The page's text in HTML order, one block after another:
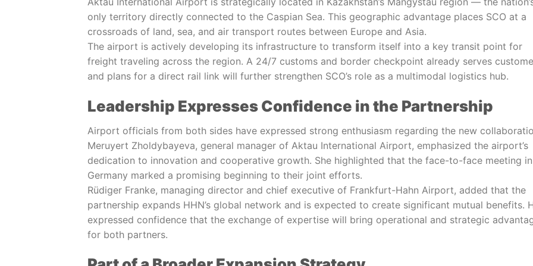
only territory directly connected to the Caspian Sea. This geographic advantage places SCO at a
crossroads of land, sea, and air transport routes between Europe and Asia.
The airport is actively developing its infrastructure to transform itself into a key transit point for
freight traveling across the region. A 24/7 customs and border checkpoint already serves
and plans for a direct rail link will further strengthen SCO’s role as a multimodal logistics hub.
Leadership Expresses Confidence in the Partnership
Airport officials from both sides have expressed strong enthusiasm regarding the new
Meruyert Zholdybayeva, general manager of Aktau International Airport, emphasized the airport’s
dedication to innovation and cooperative growth. She highlighted that the face-to-face meeting in
Germany marked a promising beginning to their joint efforts.
Rüdiger Franke, managing director and chief executive of Frankfurt-Hahn Airport, added that the
partnership expands HHN’s global network and is expected to create significant mutual benefits.
expressed confidence that the exchange of expertise will bring operational and strategic
for both partners.